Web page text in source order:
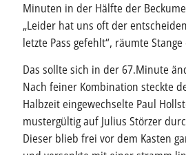
Minuten in der Hälfte der
„Leider hat uns oft der
letzte Pass gefehlt“, räumte Stange
Das sollte sich in der 67.Minute
Nach feiner Kombination steckte
Halbzeit eingewechselte Paul
mustergültig auf Julius Störzer
Dieser blieb frei vor dem Kasten